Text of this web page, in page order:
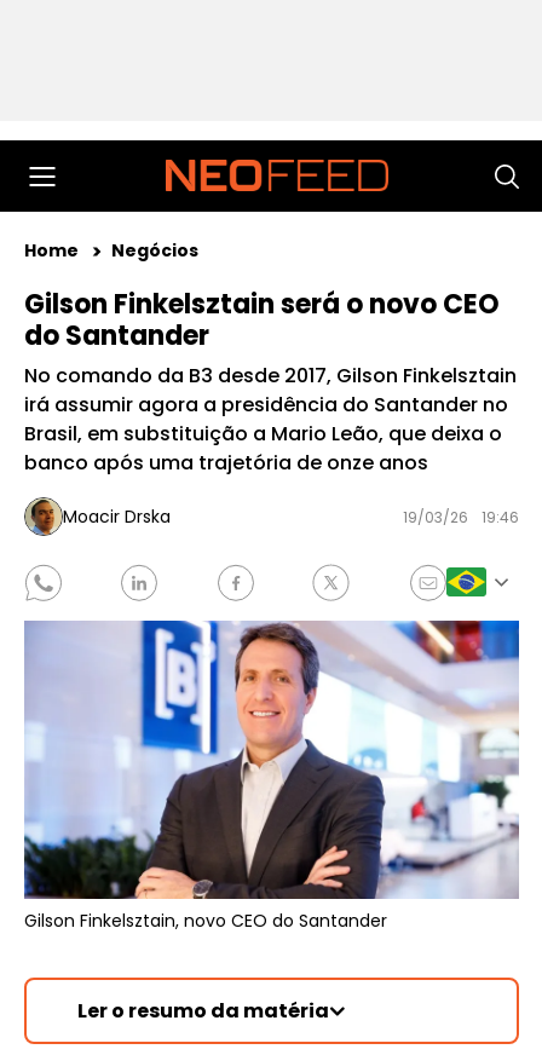
Home Negócios
Gilson Finkelsztain será o novo CEO
do Santander
No comando da B3 desde 2017, Gilson Finkelsztain
irá assumir agora a presidência do Santander no
Brasil, em substituição a Mario Leão, que deixa o
banco após uma trajetória de onze anos
Moacir Drska 19/03/26 19:46
Gilson Finkelsztain, novo CEO do Santander
Ler o resumo da matéria